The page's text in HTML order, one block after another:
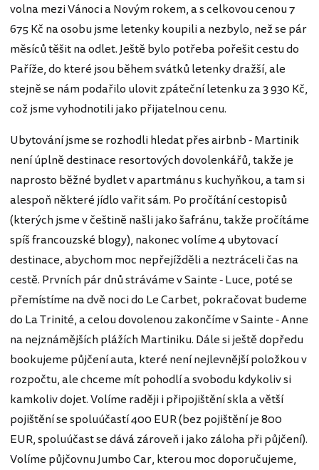
volna mezi Vánoci a Novým rokem, a s celkovou cenou 7
675 Kč na osobu jsme letenky koupili a nezbylo, než se pár
měsíců těšit na odlet. Ještě bylo potřeba pořešit cestu do
Paříže, do které jsou během svátků letenky dražší, ale
stejně se nám podařilo ulovit zpáteční letenku za 3 930 Kč,
což jsme vyhodnotili jako přijatelnou cenu.
Ubytování jsme se rozhodli hledat přes airbnb - Martinik
není úplně destinace resortových dovolenkářů, takže je
naprosto běžné bydlet v apartmánu s kuchyňkou, a tam si
alespoň některé jídlo vařit sám. Po pročítání cestopisů
(kterých jsme v češtině našli jako šafránu, takže pročítáme
spíš francouzské blogy), nakonec volíme 4 ubytovací
destinace, abychom moc nepřejížděli a neztráceli čas na
cestě. Prvních pár dnů stráváme v Sainte - Luce, poté se
přemístíme na dvě noci do Le Carbet, pokračovat budeme
do La Trinité, a celou dovolenou zakončíme v Sainte - Anne
na nejznámějších plážích Martiniku. Dále si ještě dopředu
bookujeme půjčení auta, které není nejlevnější položkou v
rozpočtu, ale chceme mít pohodlí a svobodu kdykoliv si
kamkoliv dojet. Volíme raději i připojištění skla a větší
pojištění se spoluúčastí 400 EUR (bez pojištění je 800
EUR, spoluúčast se dává zároveň i jako záloha při půjčení).
Volíme půjčovnu Jumbo Car, kterou moc doporučujeme,